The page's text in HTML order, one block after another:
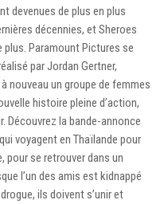
devenues de plus en plus
décennies, et Sheroes
plus. Paramount Pictures se
par Jordan Gertner,
nouveau un groupe de femmes
histoire pleine d’action,
Découvrez la bande-annonce
voyagent en Thaïlande pour
pour se retrouver dans un
l’un des amis est kidnappé
ils doivent s’unir et